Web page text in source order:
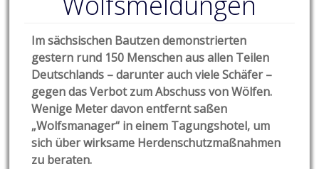
Im sächsischen Bautzen demonstrierten
gestern rund 150 Menschen aus allen Teilen
Deutschlands – darunter auch viele Schäfer –
gegen das Verbot zum Abschuss von Wölfen.
Wenige Meter davon entfernt saßen
„Wolfsmanager“ in einem Tagungshotel, um
sich über wirksame Herdenschutzmaßnahmen
zu beraten.